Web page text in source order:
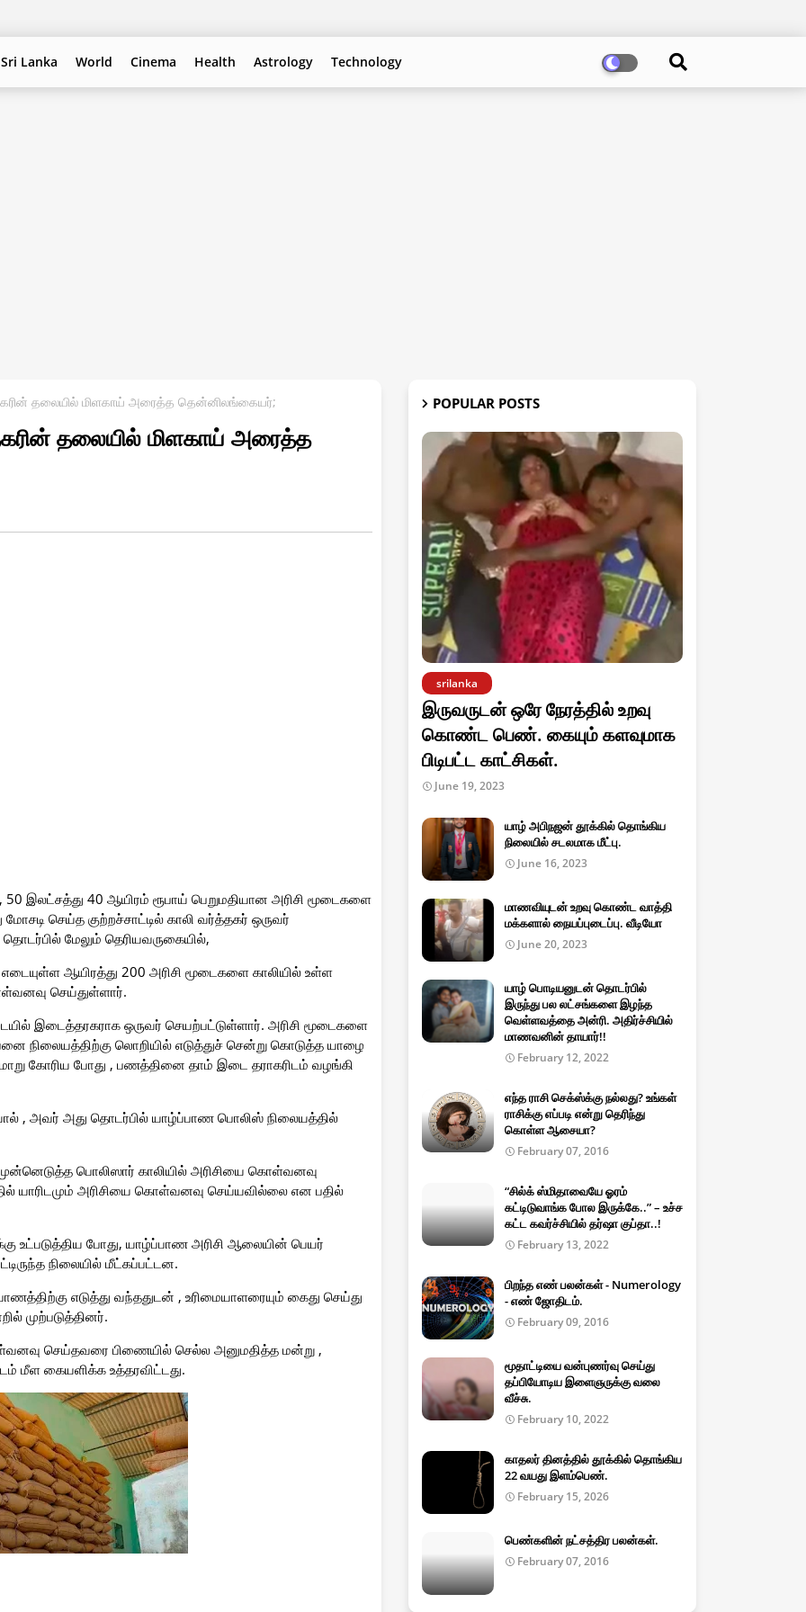
Sri Lanka World Cinema Health Astrology Technology
தலையில் மிளகாய் அரைத்த தென்னிலங்கையர்;
தலையில் மிளகாய் அரைத்த
இலட்சத்து 40 ஆயிரம் ரூபாய் பெறுமதியான அரிசி மூடைகளை
செய்த குற்றச்சாட்டில் காலி வர்த்தகர் ஒருவர்
மேலும் தெரியவருகையில்,
ஆயிரத்து 200 அரிசி மூடைகளை காலியில் உள்ள
செய்துள்ளார்.
இடைத்தரகராக ஒருவர் செயற்பட்டுள்ளார். அரிசி மூடைகளை
நிலையத்திற்கு லொறியில் எடுத்துச் சென்று கொடுத்த யாழை
கோரிய போது , பணத்தினை தாம் இடை தராகரிடம் வழங்கி
, அவர் அது தொடர்பில் யாழ்ப்பாண பொலிஸ் நிலையத்தில்
பொலிஸார் காலியில் அரிசியை கொள்வனவு
யாரிடமும் அரிசியை கொள்வனவு செய்யவில்லை என பதில்
போது, யாழ்ப்பாண அரிசி ஆலையின் பெயர்
நிலையில் மீட்கப்பட்டன.
எடுத்து வந்ததுடன் , உரிமையாளரையும் கைது செய்து
முற்படுத்தினர்.
செய்தவரை பிணையில் செல்ல அனுமதித்த மன்று ,
மீள கையளிக்க உத்தரவிட்டது.
POPULAR POSTS
srilanka
இருவருடன் ஒரே நேரத்தில் உறவு
கொண்ட பெண். கையும் களவுமாக
பிடிபட்ட காட்சிகள்.
June 19, 2023
யாழ் அபிநஜன் தூக்கில் தொங்கிய
நிலையில் சடலமாக மீட்பு.
June 16, 2023
மாணவியுடன் உறவு கொண்ட வாத்தி
மக்களால் நையப்புடைப்பு. வீடியோ
June 20, 2023
யாழ் பொடியனுடன் தொடர்பில்
இருந்து பல லட்சங்களை இழந்த
வெள்ளவத்தை அன்ரி. அதிர்ச்சியில்
மாணவனின் தாயார்!!
February 12, 2022
எந்த ராசி செக்ஸ்க்கு நல்லது? உங்கள்
ராசிக்கு எப்படி என்று தெரிந்து
கொள்ள ஆசையா?
February 07, 2016
“சில்க் ஸ்மிதாவையே ஓரம்
கட்டிடுவாங்க போல இருக்கே..” – உச்ச
கட்ட கவர்ச்சியில் தர்ஷா குப்தா..!
February 13, 2022
பிறந்த எண் பலன்கள் - Numerology
- எண் ஜோதிடம்.
February 09, 2016
மூதாட்டியை வன்புணர்வு செய்து
தப்பியோடிய இளைஞருக்கு வலை
வீச்சு.
February 10, 2022
காதலர் தினத்தில் தூக்கில் தொங்கிய
22 வயது இளம்பெண்.
February 15, 2026
பெண்களின் நட்சத்திர பலன்கள்.
February 07, 2016